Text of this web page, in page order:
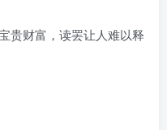
贵财富，读罢让人难以释